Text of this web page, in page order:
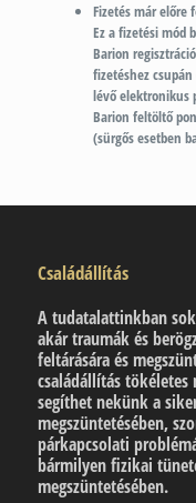
Fizetés már
Ez a fizetési mód
Barion
fizetéshez
lévő elektronikus
Barion feltöltő
(sürgős esetben
Családállítás
A tudatalattinkban
akár traumák és
feltárására és
családállítás tökéletes
segíthet nekünk a
megszüntetésében,
párkapcsolati
bármilyen fizikai
megszüntetésében.